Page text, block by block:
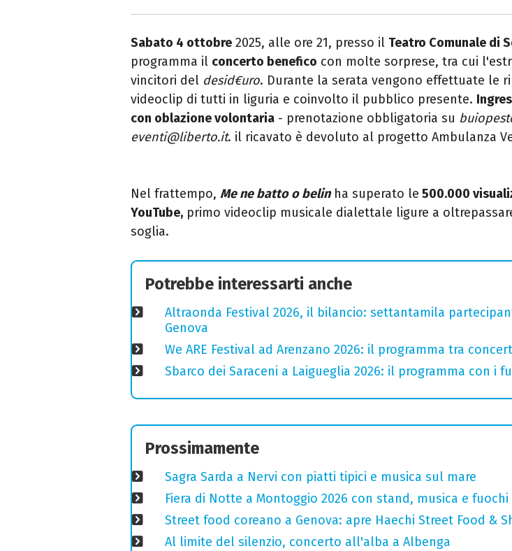
Sabato 4 ottobre 2025, alle ore 21, presso il Teatro Comunale di
programma il concerto benefico con molte sorprese, tra cui
vincitori del desid€uro. Durante la serata vengono effettuate le
videoclip di tutti in liguria e coinvolto il pubblico presente.
con oblazione volontaria - prenotazione obbligatoria su
eventi@liberto.it. il ricavato è devoluto al progetto Ambulanza
Nel frattempo, Me ne batto o belinha superato le 500.000
YouTube, primo videoclip musicale dialettale ligure a
soglia.
Potrebbe interessarti anche
Altraonda Festival 2026, il bilancio: settantamila
Genova
We ARE Festival ad Arenzano 2026: il programma tra
Sbarco dei Saraceni a Laigueglia 2026: il programma con i
Prossimamente
Sagra Sarda a Nervi con piatti tipici e musica sul mare
Fiera di Notte a Montoggio 2026 con stand, musica e
Street food coreano a Genova: apre Haechi Street Food &
Al limite del silenzio, concerto all'alba a Albenga